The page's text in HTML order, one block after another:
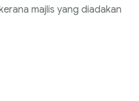
majlis yang diadakan